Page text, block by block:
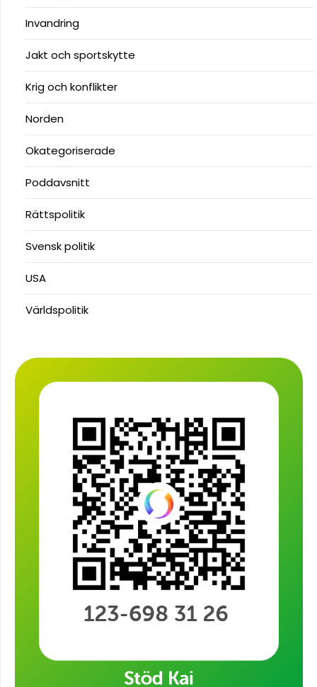
Invandring
Jakt och sportskytte
Krig och konflikter
Norden
Okategoriserade
Poddavsnitt
Rättspolitik
Svensk politik
USA
Världspolitik